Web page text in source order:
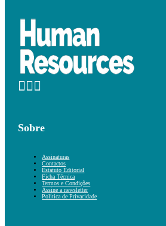
Sobre
Assinaturas
Contactos
Estatuto Editorial
Ficha Técnica
Termos e Condições
Assine a newsletter
Política de Privacidade